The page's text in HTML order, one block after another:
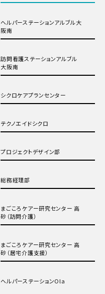
ヘルパーステーションアルブル大
阪南
訪問看護ステーションアルブル
大阪南
シクロケアプランセンター
テクノエイドシクロ
プロジェクトデザイン部
総務経理部
まごころケアー研究センター 高
砂（訪問介護）
まごころケアー研究センター 高
砂（居宅介護支援）
ヘルパーステーションOla